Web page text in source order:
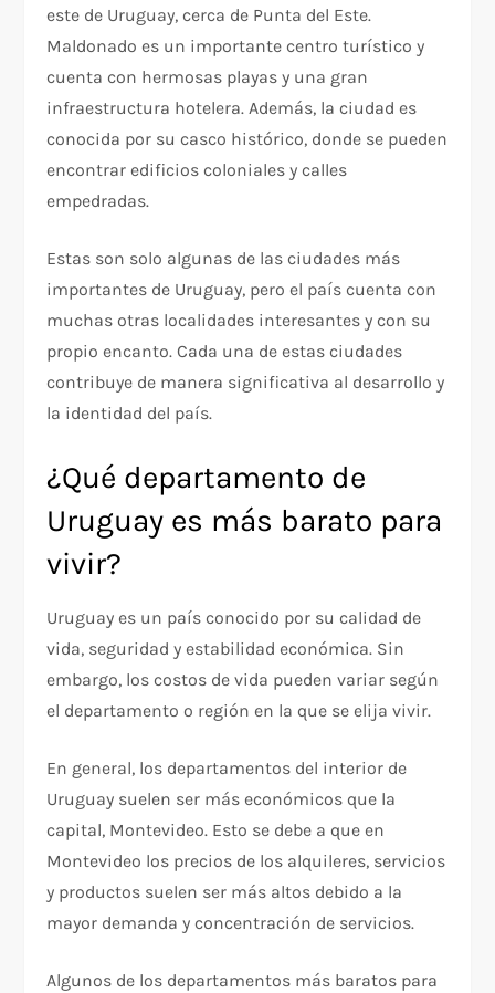
este de Uruguay, cerca de Punta del Este.
Maldonado es un importante centro turístico y
cuenta con hermosas playas y una gran
infraestructura hotelera. Además, la ciudad es
conocida por su casco histórico, donde se pueden
encontrar edificios coloniales y calles
empedradas.
Estas son solo algunas de las ciudades más
importantes de Uruguay, pero el país cuenta con
muchas otras localidades interesantes y con su
propio encanto. Cada una de estas ciudades
contribuye de manera significativa al desarrollo y
la identidad del país.
¿Qué departamento de
Uruguay es más barato para
vivir?
Uruguay es un país conocido por su calidad de
vida, seguridad y estabilidad económica. Sin
embargo, los costos de vida pueden variar según
el departamento o región en la que se elija vivir.
En general, los departamentos del interior de
Uruguay suelen ser más económicos que la
capital, Montevideo. Esto se debe a que en
Montevideo los precios de los alquileres, servicios
y productos suelen ser más altos debido a la
mayor demanda y concentración de servicios.
Algunos de los departamentos más baratos para